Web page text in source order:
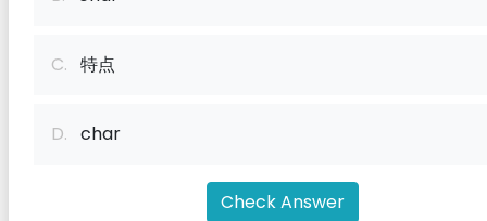
C. 特点
D. char
Check Answer